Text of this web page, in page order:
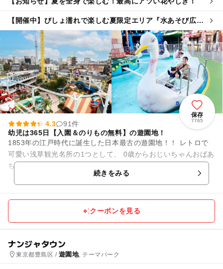
【開催中】びしょ濡れで楽しむ夏限定エリア『水あそび広
保存
7765
4.3
91件
幼児は365日【入園＆のりもの無料】の遊園地！
1853年の江戸時代に誕生した日本最古の遊園地！！ レトロで
可愛い浅草観光名所の1つとして、 0歳からおじいちゃんおばあ
ちゃんまで幅広い世代の方に親しまれています。 0歳からでも
続きをみる
クーポンを見る
ナンジャタウン
東京都豊島区 / 遊園地, テーマパーク